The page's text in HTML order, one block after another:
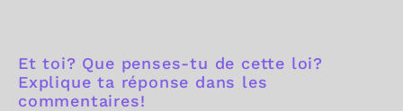
Et toi? Que penses-tu de cette loi?
Explique ta réponse dans les
commentaires!